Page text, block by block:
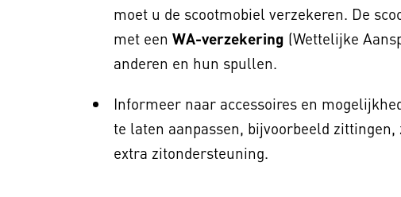
moet u de scootmobiel verzekeren. De
met een WA-verzekering (Wettelijke
anderen en hun spullen.
Informeer naar accessoires en
te laten aanpassen, bijvoorbeeld
extra zitondersteuning.